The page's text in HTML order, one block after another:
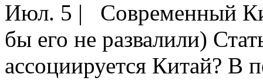
Июл. 5 |
Современный
бы его не развалили)
ассоциируется Китай? В